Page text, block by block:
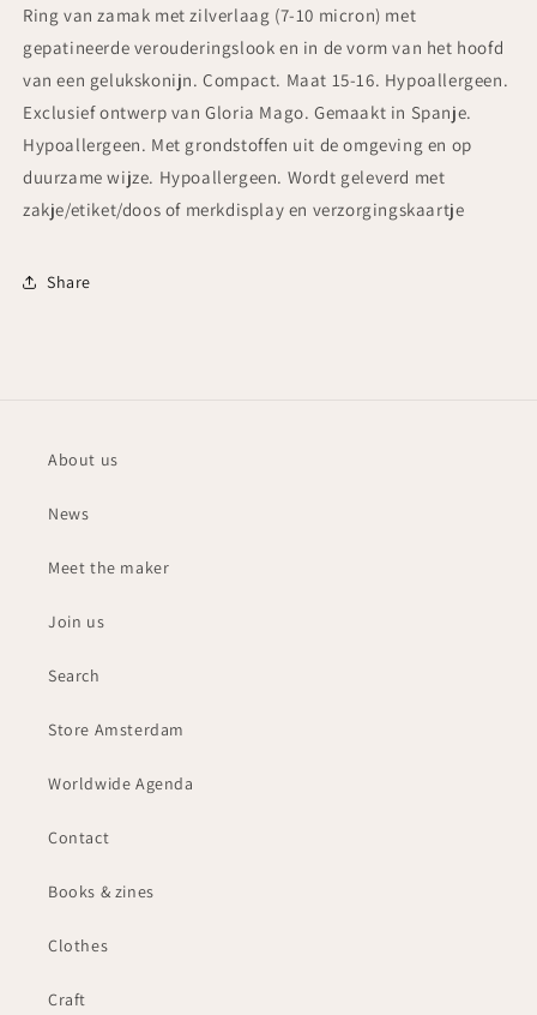
van
7
micron.
Maat
15
van
micron.
Maat
15
Ring van zamak met zilverlaag (7-10 micron) met
gepatineerde verouderingslook en in de vorm van het hoofd
van een gelukskonijn. Compact. Maat 15-16. Hypoallergeen.
Exclusief ontwerp van Gloria Mago. Gemaakt in Spanje.
Hypoallergeen. Met grondstoffen uit de omgeving en op
duurzame wijze. Hypoallergeen. Wordt geleverd met
zakje/etiket/doos of merkdisplay en verzorgingskaartje
Share
About us
News
Meet the maker
Join us
Search
Store Amsterdam
Worldwide Agenda
Contact
Books & zines
Clothes
Craft